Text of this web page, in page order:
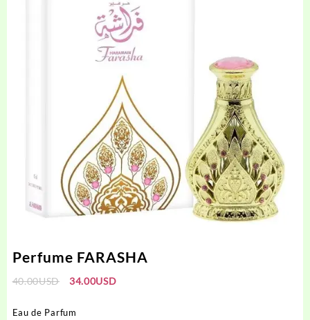
Perfume FARASHA
40.00USD
El
original
34.00USDEl
Eau de Parfum